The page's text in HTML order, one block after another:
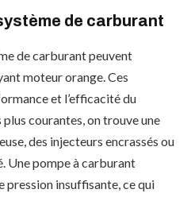
de carburant
de carburant peuvent
moteur orange. Ces
et l’efficacité du
courantes, on trouve une
des injecteurs encrassés ou
Une pompe à carburant
pression insuffisante, ce qui